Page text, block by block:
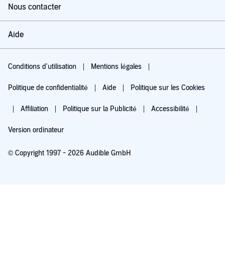
Nous contacter
Aide
Conditions d'utilisation Mentions légales
Politique de confidentialité Aide Politique sur les Cookies
Affiliation Politique sur la Publicité Accessibilité
Version ordinateur
© Copyright 1997 - 2026 Audible GmbH